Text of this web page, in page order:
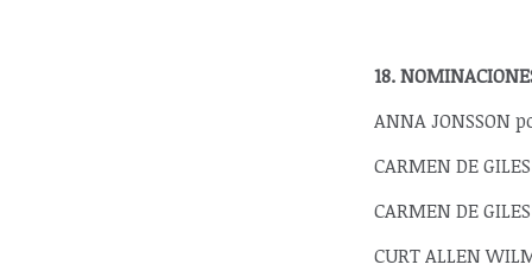
18.
ANNA JONSSON
CARMEN DE
CARMEN DE
CURT ALLEN